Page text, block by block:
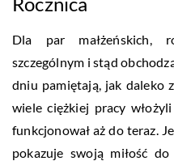
Dla par małżeńskich,
szczególnym i stąd
dniu pamiętają, jak daleko
wiele ciężkiej pracy
funkcjonował aż do teraz.
pokazuje swoją miłość